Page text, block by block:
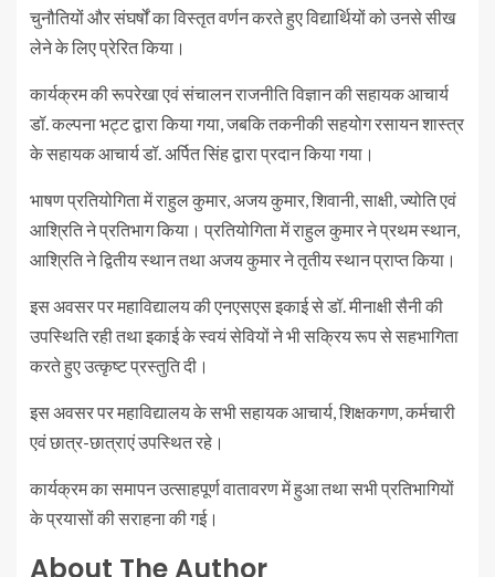
चुनौतियों और संघर्षों का विस्तृत वर्णन करते हुए विद्यार्थियों को उनसे सीख
लेने के लिए प्रेरित किया।
कार्यक्रम की रूपरेखा एवं संचालन राजनीति विज्ञान की सहायक आचार्य
डॉ. कल्पना भट्ट द्वारा किया गया, जबकि तकनीकी सहयोग रसायन शास्त्र
के सहायक आचार्य डॉ. अर्पित सिंह द्वारा प्रदान किया गया।
भाषण प्रतियोगिता में राहुल कुमार, अजय कुमार, शिवानी, साक्षी, ज्योति एवं
आश्रिति ने प्रतिभाग किया। प्रतियोगिता में राहुल कुमार ने प्रथम स्थान,
आश्रिति ने द्वितीय स्थान तथा अजय कुमार ने तृतीय स्थान प्राप्त किया।
इस अवसर पर महाविद्यालय की एनएसएस इकाई से डॉ. मीनाक्षी सैनी की
उपस्थिति रही तथा इकाई के स्वयं सेवियों ने भी सक्रिय रूप से सहभागिता
करते हुए उत्कृष्ट प्रस्तुति दी।
इस अवसर पर महाविद्यालय के सभी सहायक आचार्य, शिक्षकगण, कर्मचारी
एवं छात्र-छात्राएं उपस्थित रहे।
कार्यक्रम का समापन उत्साहपूर्ण वातावरण में हुआ तथा सभी प्रतिभागियों
के प्रयासों की सराहना की गई।
About The Author